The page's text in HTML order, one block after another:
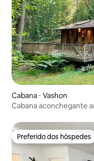
Cabana ⋅ Vashon
Cabana aconchegante
Preferido dos hóspedes
Preferido dos hóspedes